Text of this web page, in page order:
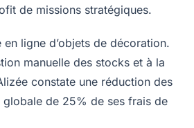
de missions stratégiques.
en ligne d’objets de décoration.
manuelle des stocks et à la
constate une réduction des
de 25% de ses frais de